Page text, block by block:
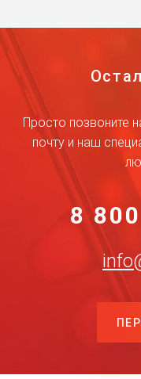
Просто позвоните
почту и наш
8